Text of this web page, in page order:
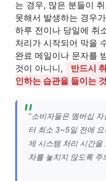
는 경우, 많은 분들이
못해서 발생하는 경우
하루 전이나 당일에 취
처리가 시작되어 막을
완료 메일이나 문자를
것이 아니니,
반드시
인하는 습관을 들이는
“소비자들은 멤버십
터 최소 3~5일 전에
제 시스템 처리 시간을
차를 놓치지 않도록 주